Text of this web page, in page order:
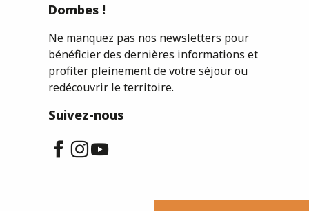
Dombes !
Ne manquez pas nos newsletters pour
bénéficier des dernières informations et
profiter pleinement de votre séjour ou
redécouvrir le territoire.
Suivez-nous